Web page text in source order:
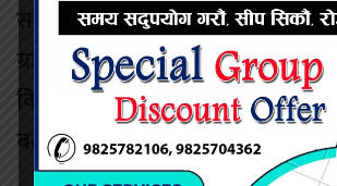
समस्यालाई भोट बैंकको रुपमा प्रयोग
ग्रसित देशका मुख्य दल र सरकारको
विकल्प नरहेको जागरणका सचिव
बताए ।